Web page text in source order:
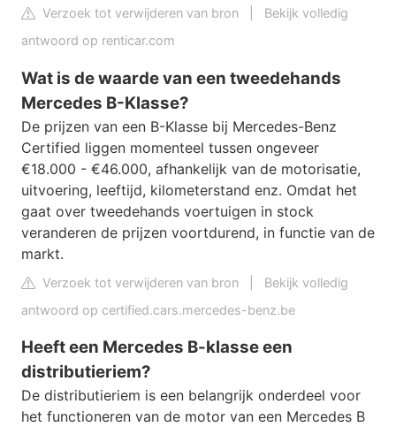
Verzoek tot verwijderen van bron
Bekijk volledig
antwoord op renticar.com
Wat is de waarde van een tweedehands
Mercedes B-Klasse?
De prijzen van een B-Klasse bij Mercedes-Benz
Certified liggen momenteel tussen ongeveer
€18.000 - €46.000, afhankelijk van de motorisatie,
uitvoering, leeftijd, kilometerstand enz. Omdat het
gaat over tweedehands voertuigen in stock
veranderen de prijzen voortdurend, in functie van de
markt.
Verzoek tot verwijderen van bron
Bekijk volledig
antwoord op certified.cars.mercedes-benz.be
Heeft een Mercedes B-klasse een
distributieriem?
De distributieriem is een belangrijk onderdeel voor
het functioneren van de motor van een Mercedes B